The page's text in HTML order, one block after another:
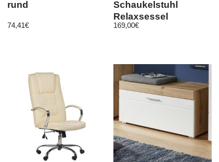
rund
74,41€
Schaukelstuhl
Relaxsessel
Armlehnenstuhl
169,00€